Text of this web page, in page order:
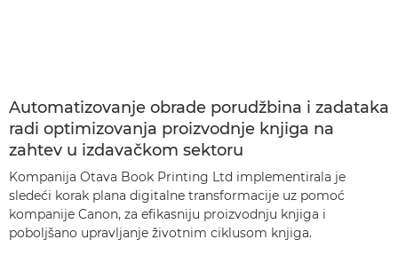
Automatizovanje obrade porudžbina i zadataka
radi optimizovanja proizvodnje knjiga na
zahtev u izdavačkom sektoru
Kompanija Otava Book Printing Ltd implementirala je
sledeći korak plana digitalne transformacije uz pomoć
kompanije Canon, za efikasniju proizvodnju knjiga i
poboljšano upravljanje životnim ciklusom knjiga.